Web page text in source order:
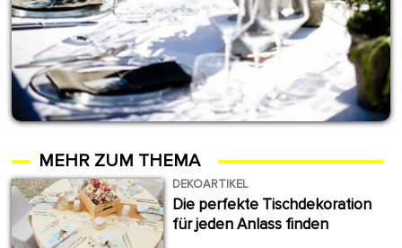
MEHR ZUM THEMA
DEKOARTIKEL
Die perfekte Tischdekoration
für jeden Anlass finden